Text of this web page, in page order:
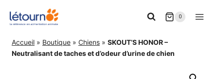
0
Accueil » Boutique » Chiens » SKOUT’S HONOR –
Neutralisant de taches et d’odeur d’urine de chien